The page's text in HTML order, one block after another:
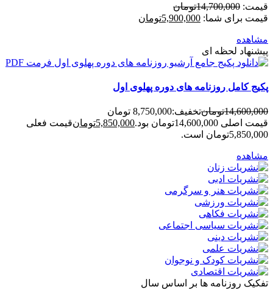
قیمت: 14,700,000تومان
قیمت برای شما: 5,900,000تومان
مشاهده
پیشنهاد لحظه ای
پکیج کامل روزنامه های دوره پهلوی اول
14,600,000تومانتخفیف:8,750,000 تومان
قیمت اصلی 14,600,000تومان بود.
5,850,000تومانقیمت فعلی
5,850,000تومان است.
مشاهده
تفکیک روزنامه ها بر اساس سال